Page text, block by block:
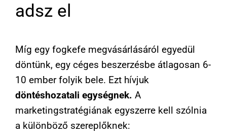
adsz el
Míg egy fogkefe megvásárlásáról egyedül
döntünk, egy céges beszerzésbe átlagosan 6-
10 ember folyik bele. Ezt hívjuk
döntéshozatali egységnek. A
marketingstratégiának egyszerre kell szólnia
a különböző szereplőknek: